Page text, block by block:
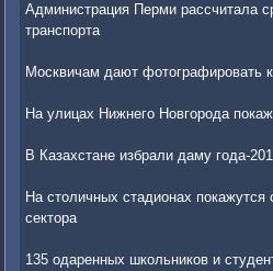
Администрация Перми рассчитала
транспорта
Москвичам дают фотографировать
На улицах Нижнего Новгорода
В Казахстане избрали даму года-
На столичных стадионах
сектора
135 одаренных школьников и